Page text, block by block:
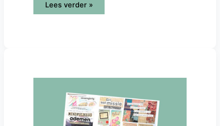
Lees verder »
Vision
maken
bedrijf